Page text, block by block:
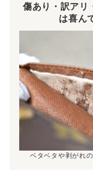
傷あり・訳アリ
は喜ん
ベタベタや剥がれ